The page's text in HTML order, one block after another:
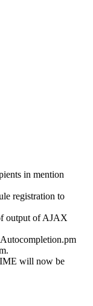
in mention
registration to
output of AJAX
will now be